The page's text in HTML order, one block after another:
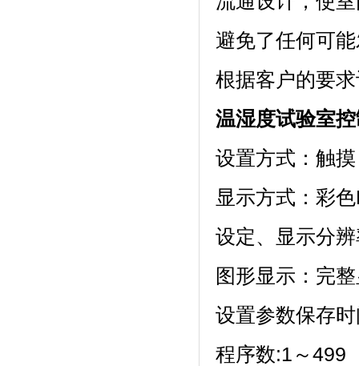
避免了任何可能
根据客户的要求订做
温湿度试验室
设置方式：触摸
显示方式：
设定、显示分
图形显示：完
设置参数保存时
程序数:1～499